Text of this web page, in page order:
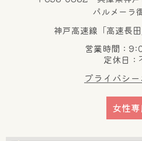
パルメーラ
神戸高速線「高速長
営業時間：
定休日：
プライバシ
女性専